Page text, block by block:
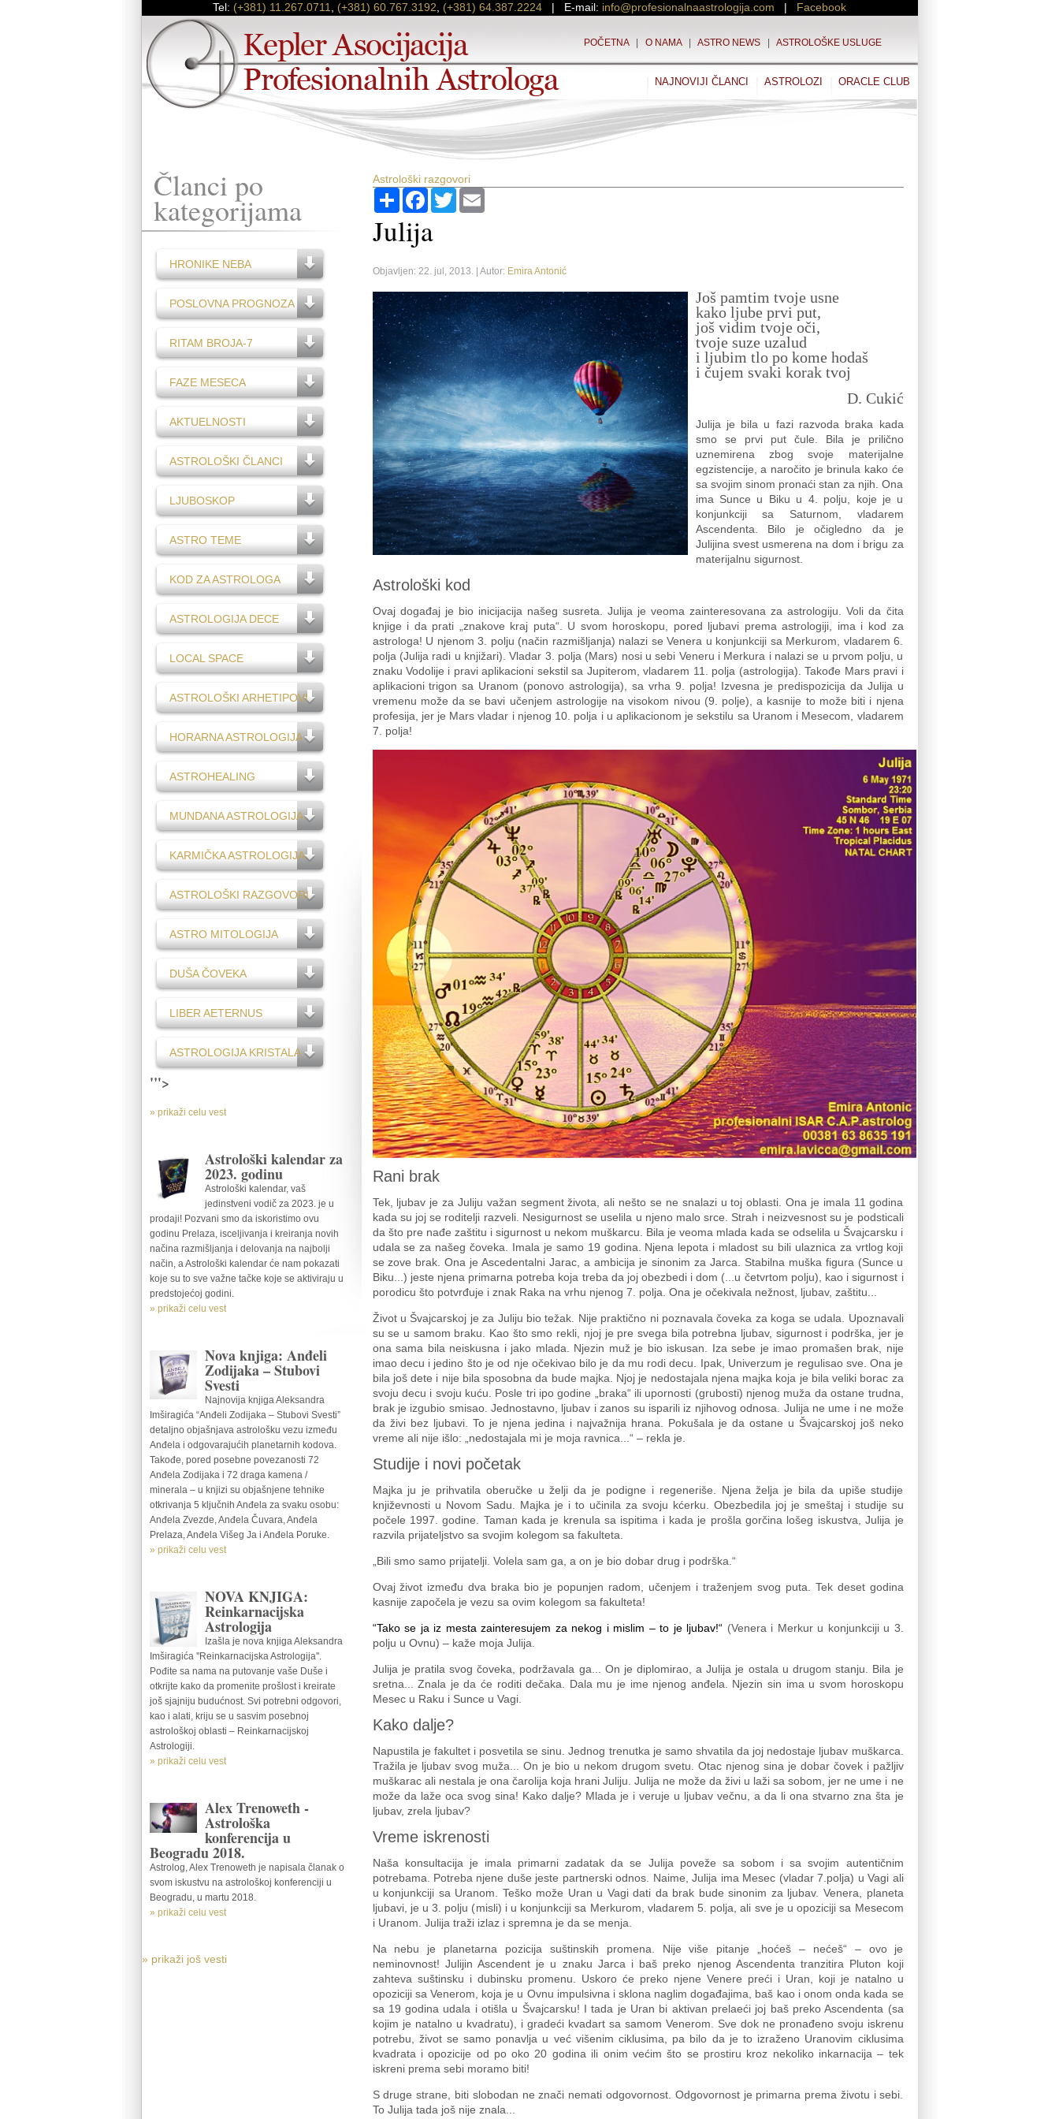
Tel: (+381) 11.267.0711 (+381) 60.767.3192 (+381) 64.387.2224 | E-mail: info@profesionalnaastrologija.com | Facebook
POČETNA| O NAMA| ASTRO NEWS| ASTROLOŠKE USLUGE
ORACLE CLUB
ASTROLOZI
NAJNOVIJI ČLANCI
Članci po
kategorijama
HRONIKE NEBA
POSLOVNA PROGNOZA
RITAM BROJA-7
FAZE MESECA
AKTUELNOSTI
ASTROLOŠKI ČLANCI
LJUBOSKOP
ASTRO TEME
KOD ZA ASTROLOGA
ASTROLOGIJA DECE
LOCAL SPACE
ASTROLOŠKI ARHETIPOVI
HORARNA ASTROLOGIJA
ASTROHEALING
MUNDANA ASTROLOGIJA
KARMIČKA ASTROLOGIJA
ASTROLOŠKI RAZGOVORI
ASTRO MITOLOGIJA
DUŠA ČOVEKA
LIBER AETERNUS
ASTROLOGIJA KRISTALA
'">
» prikaži celu vest
Astrološki kalendar za
2023. godinu
Astrološki kalendar, vaš
jedinstveni vodič za 2023. je u
prodaji! Pozvani smo da iskoristimo ovu
godinu Prelaza, isceljivanja i kreiranja novih
načina razmišljanja i delovanja na najbolji
način, a Astrološki kalendar će nam pokazati
koje su to sve važne tačke koje se aktiviraju u
predstojećoj godini.
» prikaži celu vest
Nova knjiga: Anđeli
Zodijaka – Stubovi
Svesti
Najnovija knjiga Aleksandra
Imširagića “Anđeli Zodijaka – Stubovi Svesti”
detaljno objašnjava astrološku vezu između
Anđela i odgovarajućih planetarnih kodova.
Takođe, pored posebne povezanosti 72
Anđela Zodijaka i 72 draga kamena /
minerala – u knjizi su objašnjene tehnike
otkrivanja 5 ključnih Anđela za svaku osobu:
Anđela Zvezde, Anđela Čuvara, Anđela
Prelaza, Anđela Višeg Ja i Anđela Poruke.
» prikaži celu vest
NOVA KNJIGA:
Reinkarnacijska
Astrologija
Izašla je nova knjiga Aleksandra
Imširagića ''Reinkarnacijska Astrologija''.
Pođite sa nama na putovanje vaše Duše i
otkrijte kako da promenite prošlost i kreirate
još sjajniju budućnost. Svi potrebni odgovori,
kao i alati, kriju se u sasvim posebnoj
astrološkoj oblasti – Reinkarnacijskoj
Astrologiji.
» prikaži celu vest
Alex Trenoweth -
Astrološka
konferencija u
Beogradu 2018.
Astrolog, Alex Trenoweth je napisala članak o
svom iskustvu na astrološkoj konferenciji u
Beogradu, u martu 2018.
» prikaži celu vest
» prikaži još vesti
Astrološki razgovori
PodijeliFacebook
TwitterEmail
Julija
Objavljen: 22. jul, 2013. | Autor: Emira Antonić
Još pamtim tvoje usne
kako ljube prvi put,
još vidim tvoje oči,
tvoje suze uzalud
i ljubim tlo po kome hodaš
i čujem svaki korak tvoj
D. Cukić
Julija je bila u fazi razvoda braka kada
smo se prvi put čule. Bila je prilično
uznemirena zbog svoje materijalne
egzistencije, a naročito je brinula kako će
sa svojim sinom pronaći stan za njih. Ona
ima Sunce u Biku u 4. polju, koje je u
konjunkciji sa Saturnom, vladarem
Ascendenta. Bilo je očigledno da je
Julijina svest usmerena na dom i brigu za
materijalnu sigurnost.
Astrološki kod
Ovaj događaj je bio inicijacija našeg susreta. Julija je veoma zainteresovana za astrologiju. Voli da čita
knjige i da prati „znakove kraj puta“. U svom horoskopu, pored ljubavi prema astrologiji, ima i kod za
astrologa! U njenom 3. polju (način razmišljanja) nalazi se Venera u konjunkciji sa Merkurom, vladarem 6.
polja (Julija radi u knjižari). Vladar 3. polja (Mars) nosi u sebi Veneru i Merkura i nalazi se u prvom polju, u
znaku Vodolije i pravi aplikacioni sekstil sa Jupiterom, vladarem 11. polja (astrologija). Takođe Mars pravi i
aplikacioni trigon sa Uranom (ponovo astrologija), sa vrha 9. polja! Izvesna je predispozicija da Julija u
vremenu može da se bavi učenjem astrologije na visokom nivou (9. polje), a kasnije to može biti i njena
profesija, jer je Mars vladar i njenog 10. polja i u aplikacionom je sekstilu sa Uranom i Mesecom, vladarem
7. polja!
Rani brak
Tek, ljubav je za Juliju važan segment života, ali nešto se ne snalazi u toj oblasti. Ona je imala 11 godina
kada su joj se roditelji razveli. Nesigurnost se uselila u njeno malo srce. Strah i neizvesnost su je podsticali
da što pre nađe zaštitu i sigurnost u nekom muškarcu. Bila je veoma mlada kada se odselila u Švajcarsku i
udala se za našeg čoveka. Imala je samo 19 godina. Njena lepota i mladost su bili ulaznica za vrtlog koji
se zove brak. Ona je Ascedentalni Jarac, a ambicija je sinonim za Jarca. Stabilna muška figura (Sunce u
Biku...) jeste njena primarna potreba koja treba da joj obezbedi i dom (...u četvrtom polju), kao i sigurnost i
porodicu što potvrđuje i znak Raka na vrhu njenog 7. polja. Ona je očekivala nežnost, ljubav, zaštitu...
Život u Švajcarskoj je za Juliju bio težak. Nije praktično ni poznavala čoveka za koga se udala. Upoznavali
su se u samom braku. Kao što smo rekli, njoj je pre svega bila potrebna ljubav, sigurnost i podrška, jer je
ona sama bila neiskusna i jako mlada. Njezin muž je bio iskusan. Iza sebe je imao promašen brak, nije
imao decu i jedino što je od nje očekivao bilo je da mu rodi decu. Ipak, Univerzum je regulisao sve. Ona je
bila još dete i nije bila sposobna da bude majka. Njoj je nedostajala njena majka koja je bila veliki borac za
svoju decu i svoju kuću. Posle tri ipo godine „braka“ ili upornosti (grubosti) njenog muža da ostane trudna,
brak je izgubio smisao. Jednostavno, ljubav i zanos su isparili iz njihovog odnosa. Julija ne ume i ne može
da živi bez ljubavi. To je njena jedina i najvažnija hrana. Pokušala je da ostane u Švajcarskoj još neko
vreme ali nije išlo: „nedostajala mi je moja ravnica...“ – rekla je.
Studije i novi početak
Majka ju je prihvatila oberučke u želji da je podigne i regeneriše. Njena želja je bila da upiše studije
književnosti u Novom Sadu. Majka je i to učinila za svoju kćerku. Obezbedila joj je smeštaj i studije su
počele 1997. godine. Taman kada je krenula sa ispitima i kada je prošla gorčina lošeg iskustva, Julija je
razvila prijateljstvo sa svojim kolegom sa fakulteta.
„Bili smo samo prijatelji. Volela sam ga, a on je bio dobar drug i podrška.“
Ovaj život između dva braka bio je popunjen radom, učenjem i traženjem svog puta. Tek deset godina
kasnije započela je vezu sa ovim kolegom sa fakulteta!
“Tako se ja iz mesta zainteresujem za nekog i mislim – to je ljubav!“ (Venera i Merkur u konjunkciji u 3.
polju u Ovnu) – kaže moja Julija.
Julija je pratila svog čoveka, podržavala ga... On je diplomirao, a Julija je ostala u drugom stanju. Bila je
sretna... Znala je da će roditi dečaka. Dala mu je ime njenog anđela. Njezin sin ima u svom horoskopu
Mesec u Raku i Sunce u Vagi.
Kako dalje?
Napustila je fakultet i posvetila se sinu. Jednog trenutka je samo shvatila da joj nedostaje ljubav muškarca.
Tražila je ljubav svog muža... On je bio u nekom drugom svetu. Otac njenog sina je dobar čovek i pažljiv
muškarac ali nestala je ona čarolija koja hrani Juliju. Julija ne može da živi u laži sa sobom, jer ne ume i ne
može da laže oca svog sina! Kako dalje? Mlada je i veruje u ljubav večnu, a da li ona stvarno zna šta je
ljubav, zrela ljubav?
Vreme iskrenosti
Naša konsultacija je imala primarni zadatak da se Julija poveže sa sobom i sa svojim autentičnim
potrebama. Potreba njene duše jeste partnerski odnos. Naime, Julija ima Mesec (vladar 7.polja) u Vagi ali
u konjunkciji sa Uranom. Teško može Uran u Vagi dati da brak bude sinonim za ljubav. Venera, planeta
ljubavi, je u 3. polju (misli) i u konjunkciji sa Merkurom, vladarem 5. polja, ali sve je u opoziciji sa Mesecom
i Uranom. Julija traži izlaz i spremna je da se menja.
Na nebu je planetarna pozicija suštinskih promena. Nije više pitanje „hoćeš – nećeš“ – ovo je
neminovnost! Julijin Ascendent je u znaku Jarca i baš preko njenog Ascendenta tranzitira Pluton koji
zahteva suštinsku i dubinsku promenu. Uskoro će preko njene Venere preći i Uran, koji je natalno u
opoziciji sa Venerom, koja je u Ovnu impulsivna i sklona naglim događajima, baš kao i onom onda kada se
sa 19 godina udala i otišla u Švajcarsku! I tada je Uran bi aktivan prelaeći joj baš preko Ascendenta (sa
kojim je natalno u kvadratu), i gradeći kvadart sa samom Venerom. Sve dok ne pronađeno svoju iskrenu
potrebu, život se samo ponavlja u već višenim ciklusima, pa bilo da je to izraženo Uranovim ciklusima
kvadrata i opozicije od po oko 20 godina ili onim većim što se prostiru kroz nekoliko inkarnacija – tek
iskreni prema sebi moramo biti!
S druge strane, biti slobodan ne znači nemati odgovornost. Odgovornost je primarna prema životu i sebi.
To Julija tada još nije znala...